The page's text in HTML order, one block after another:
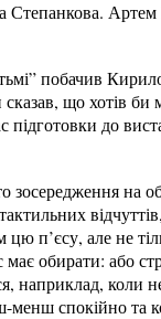
побачив
що хотів
підготовки до
на
п’єсу, але не
обирати: або
наприклад, коли
спокійно та